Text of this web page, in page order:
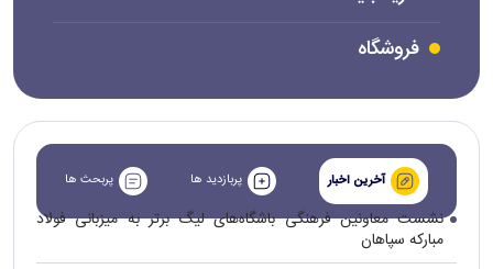
فروشگاه
آخرین اخبار پربازدید ها پربحث ها
نشست معاونین فرهنگی باشگاه‌های لیگ برتر به میزبانی فولاد
مبارکه سپاهان